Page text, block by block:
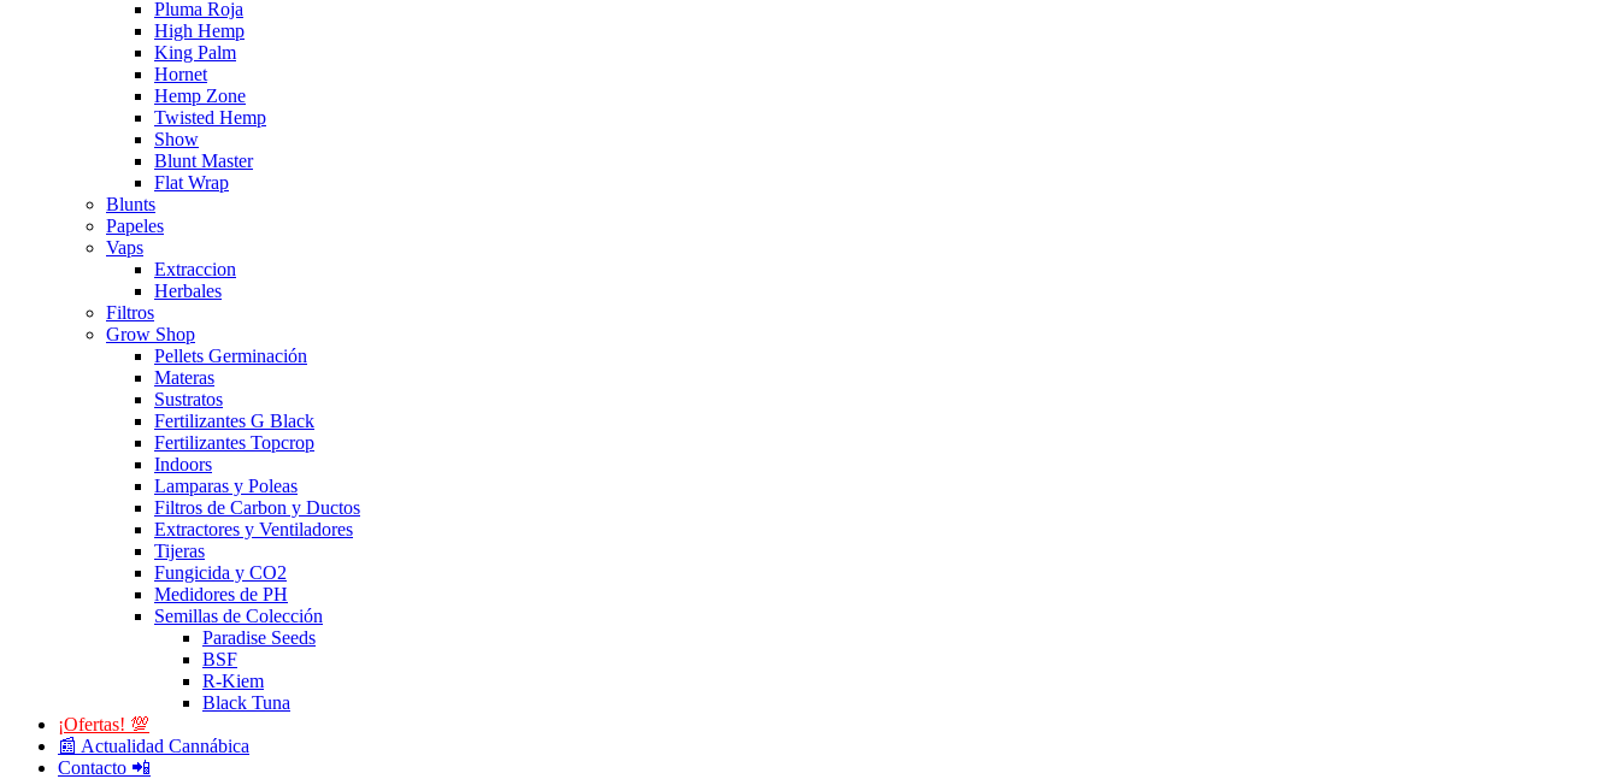
Pluma Roja
High Hemp
King Palm
Hornet
Hemp Zone
Twisted Hemp
Show
Blunt Master
Flat Wrap
Blunts
Papeles
Vaps
Extraccion
Herbales
Filtros
Grow Shop
Pellets Germinación
Materas
Sustratos
Fertilizantes G Black
Fertilizantes Topcrop
Indoors
Lamparas y Poleas
Filtros de Carbon y Ductos
Extractores y Ventiladores
Tijeras
Fungicida y CO2
Medidores de PH
Semillas de Colección
Paradise Seeds
BSF
R-Kiem
Black Tuna
¡Ofertas! 💯
📰 Actualidad Cannábica
Contacto 📲